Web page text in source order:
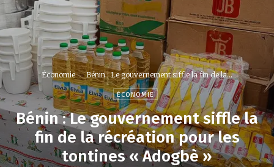
Économie Bénin : Le gouvernement siffle la fin de la...
ÉCONOMIE
Bénin : Le gouvernement siffle la
fin de la récréation pour les
tontines « Adogbè »